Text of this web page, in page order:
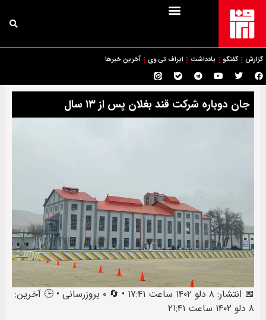
گزارش گفتگو یادداشت ایراف تی وی آخرین خبرها
جان دوباره شرکت قند بغلان پس از ۱۳ سال
📅 انتشار: ۸ دلو ۱۴۰۲ ساعت ۱۷:۴۱ • 🔄 ۰ بروزرسانی • 🕒 آخرین:
۸ دلو ۱۴۰۲ ساعت ۲۱:۴۱